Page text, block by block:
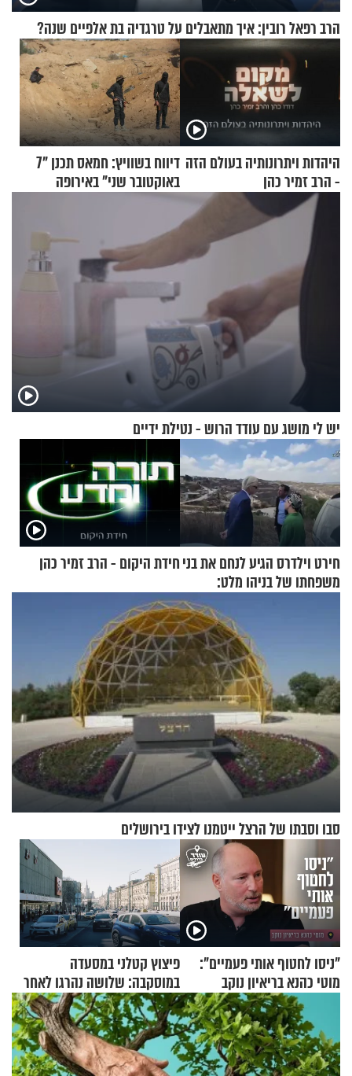
הרב רפאל רובין: איך מתאבלים על טרגדיה בת אלפיים שנה?
היהדות ויתרונותיה בעולם הזה
- הרב זמיר כהן
דיווח בשוויץ: חמאס תכנן "7
באוקטובר שני" באירופה
יש לי מושג עם עודד הרוש - נטילת ידיים
חירט וילדרס הגיע לנחם את בני
משפחתו של בניהו מלט:
"מיליונים באירופה תומכים
חידת היקום - הרב זמיר כהן
סבו וסבתו של הרצל ייטמנו לצידו בירושלים
"ניסו לחטוף אותי פעמיים":
מוטי כהנא בריאיון נוקב
פיצוץ קטלני במסעדה
במוסקבה: שלושה נהרגו לאחר
שמטען שנשאה אישה התפוצץ